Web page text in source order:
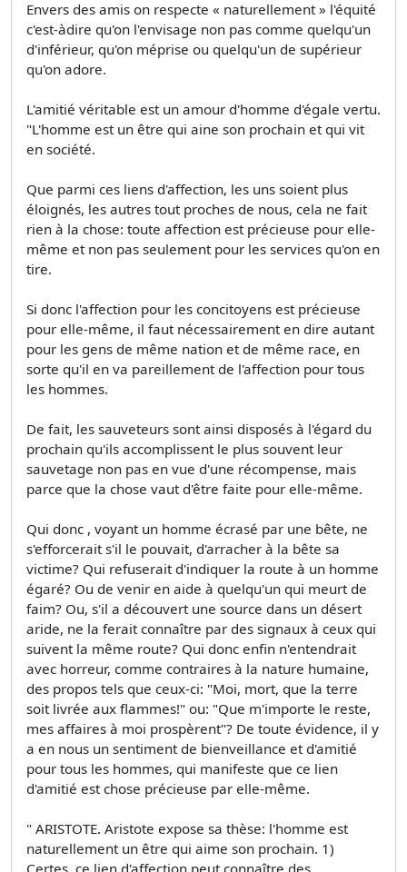
Envers des amis on respecte « naturellement » l'équité
c'est-àdire qu'on l'envisage non pas comme quelqu'un
d'inférieur, qu'on méprise ou quelqu'un de supérieur
qu'on adore.
L'amitié véritable est un amour d'homme d'égale vertu.
"L'homme est un être qui aine son prochain et qui vit
en société.
Que parmi ces liens d'affection, les uns soient plus
éloignés, les autres tout proches de nous, cela ne fait
rien à la chose: toute affection est précieuse pour elle-
même et non pas seulement pour les services qu'on en
tire.
Si donc l'affection pour les concitoyens est précieuse
pour elle-même, il faut nécessairement en dire autant
pour les gens de même nation et de même race, en
sorte qu'il en va pareillement de l'affection pour tous
les hommes.
De fait, les sauveteurs sont ainsi disposés à l'égard du
prochain qu'ils accomplissent le plus souvent leur
sauvetage non pas en vue d'une récompense, mais
parce que la chose vaut d'être faite pour elle-même.
Qui donc , voyant un homme écrasé par une bête, ne
s'efforcerait s'il le pouvait, d'arracher à la bête sa
victime? Qui refuserait d'indiquer la route à un homme
égaré? Ou de venir en aide à quelqu'un qui meurt de
faim? Ou, s'il a découvert une source dans un désert
aride, ne la ferait connaître par des signaux à ceux qui
suivent la même route? Qui donc enfin n'entendrait
avec horreur, comme contraires à la nature humaine,
des propos tels que ceux-ci: "Moi, mort, que la terre
soit livrée aux flammes!" ou: "Que m'importe le reste,
mes affaires à moi prospèrent"? De toute évidence, il y
a en nous un sentiment de bienveillance et d'amitié
pour tous les hommes, qui manifeste que ce lien
d'amitié est chose précieuse par elle-même.
" ARISTOTE. Aristote expose sa thèse: l'homme est
naturellement un être qui aime son prochain. 1)
Certes, ce lien d'affection peut connaître des